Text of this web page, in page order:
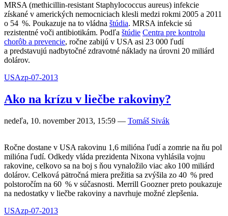
MRSA (methicillin-resistant Staphylococcus aureus) infekcie
získané v amerických nemocniciach klesli medzi rokmi 2005 a 2011
o 54 %. Poukazuje na to vládna štúdia. MRSA infekcie sú
rezistentné voči antibiotikám. Podľa štúdie Centra pre kontrolu
chorôb a prevencie, ročne zabijú v USA asi 23 000 ľudí
a predstavujú nadbytočné zdravotné náklady na úrovni 20 miliárd
dolárov.
USAzp-07-2013
Ako na krízu v liečbe rakoviny?
nedeľa, 10. november 2013, 15:59 — Tomáš Sivák
Ročne dostane v USA rakovinu 1,6 milióna ľudí a zomrie na ňu pol
milióna ľudí. Odkedy vláda prezidenta Nixona vyhlásila vojnu
rakovine, celkovo sa na boj s ňou vynaložilo viac ako 100 miliárd
dolárov. Celková pätročná miera prežitia sa zvýšila zo 40 % pred
polstoročím na 60 % v súčasnosti. Merrill Goozner preto poukazuje
na nedostatky v liečbe rakoviny a navrhuje možné zlepšenia.
USAzp-07-2013